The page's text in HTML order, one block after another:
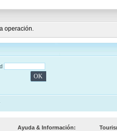
operación.
Ayuda & Información: